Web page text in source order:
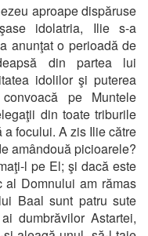
aproape dispăruse
idolatria, Ilie s-a
anunţat o perioadă de
din partea lui
idolilor şi puterea
pe Muntele
din toate triburile
focului. A zis Ilie către
amândouă picioarele?
l pe El; şi dacă este
al Domnului am rămas
Baal sunt patru sute
dumbrăvilor Astartei,